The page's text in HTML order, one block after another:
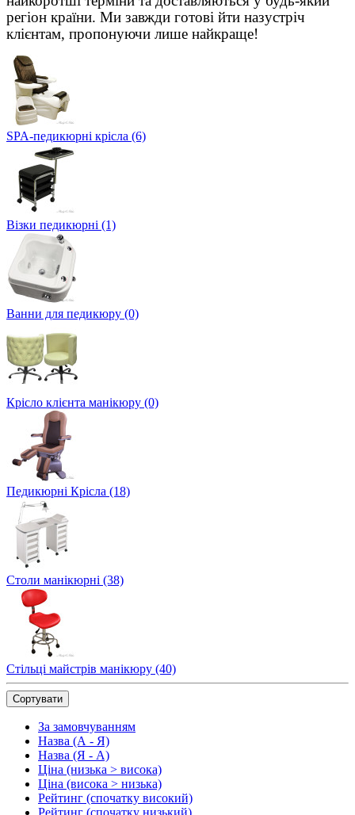
регіон країни. Ми завжди готові йти назустріч
клієнтам, пропонуючи лише найкраще!
SPA-педикюрні крісла (6)
Візки педикюрні (1)
Ванни для педикюру (0)
Крісло клієнта манікюру (0)
Педикюрні Крісла (18)
Столи манікюрні (38)
Стільці майстрів манікюру (40)
Сортувати
За замовчуванням
Назва (А - Я)
Назва (Я - А)
Ціна (низька > висока)
Ціна (висока > низька)
Рейтинг (спочатку високий)
Рейтинг (спочатку низький)